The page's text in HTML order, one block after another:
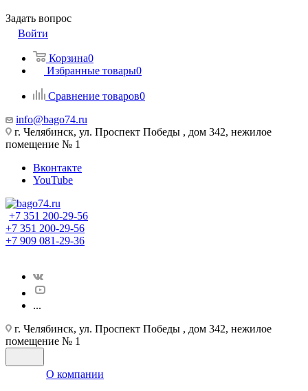
Задать вопрос
Войти
Корзина0
Избранные товары0
Сравнение товаров0
info@bago74.ru
г. Челябинск, ул. Проспект Победы , дом 342, нежилое
помещение № 1
Вконтакте
YouTube
+7 351 200-29-56
+7 351 200-29-56
+7 909 081-29-36
...
г. Челябинск, ул. Проспект Победы , дом 342, нежилое
помещение № 1
О компании